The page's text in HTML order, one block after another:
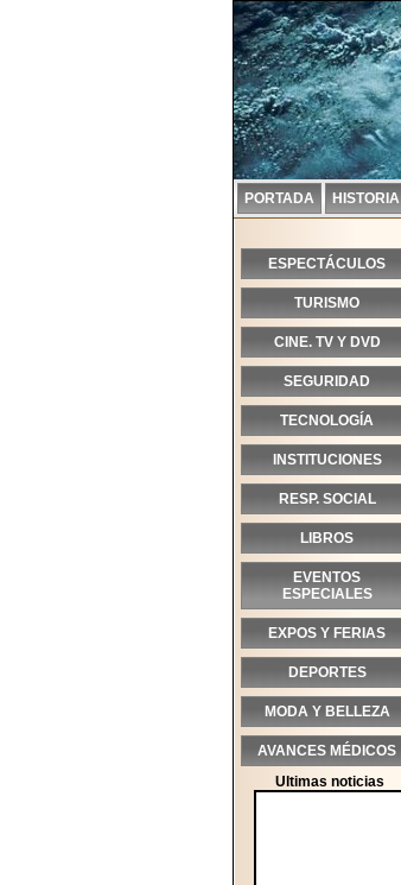
PORTADA HISTORIA
ESPECTÁCULOS
TURISMO
CINE. TV Y DVD
SEGURIDAD
TECNOLOGÍA
INSTITUCIONES
RESP. SOCIAL
LIBROS
EVENTOS
ESPECIALES
EXPOS Y FERIAS
DEPORTES
MODA Y BELLEZA
AVANCES MÉDICOS
Ultimas noticias